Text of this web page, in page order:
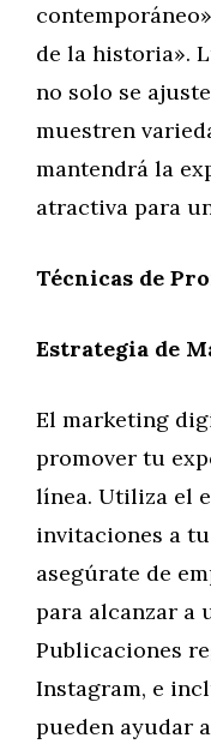
de la historia».
no solo se
muestren
mantendrá la
atractiva para
Técnicas de
Estrategia de
El marketing
promover tu
línea. Utiliza el
invitaciones a
asegúrate de
para alcanzar a
Publicaciones
Instagram, e
pueden ayudar